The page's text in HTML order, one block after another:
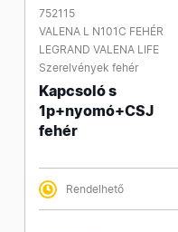
752115
VALENA L N101C FEHÉR
LEGRAND VALENA LIFE
Szerelvények fehér
Kapcsoló s
1p+nyomó+CSJ
fehér
Rendelhető